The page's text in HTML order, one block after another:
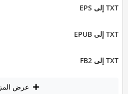
TXT إلى EPS
TXT إلى EPUB
TXT إلى FB2
عرض